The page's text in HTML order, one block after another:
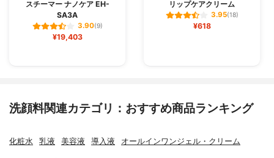
スチーマー ナノケア EH-
SA3A
3.90(9)
¥19,403
リップケアクリーム
3.95(18)
¥618
洗顔料関連カテゴリ：おすすめ商品ランキング
化粧水 乳液 美容液 導入液 オールインワンジェル・クリーム